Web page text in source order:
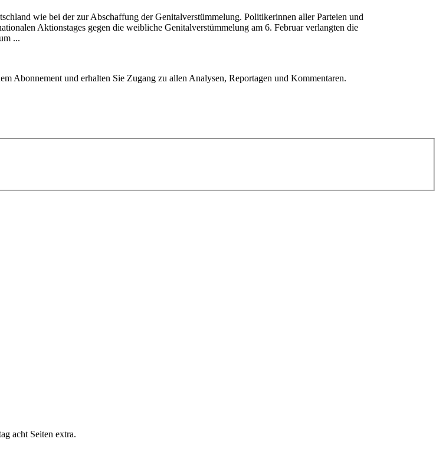
wie bei der zur Abschaffung der Genitalverstümmelung. Politikerinnen aller Parteien und
Aktionstages gegen die weibliche Genitalverstümmelung am 6. Februar verlangten die
...
Abonnement und erhalten Sie Zugang zu allen Analysen, Reportagen und Kommentaren.
acht Seiten extra.